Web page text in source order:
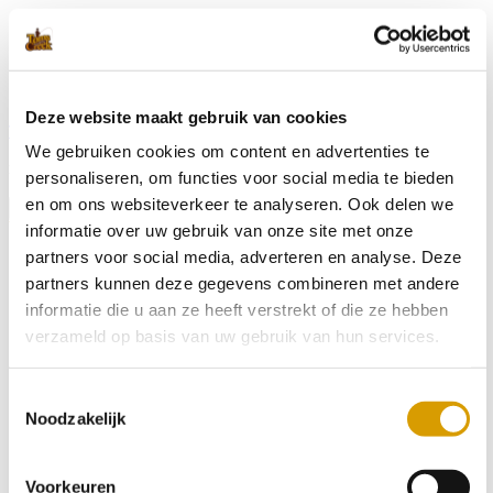
Deze website maakt gebruik van cookies
We gebruiken cookies om content en advertenties te
personaliseren, om functies voor social media te bieden
en om ons websiteverkeer te analyseren. Ook delen we
informatie over uw gebruik van onze site met onze
partners voor social media, adverteren en analyse. Deze
partners kunnen deze gegevens combineren met andere
informatie die u aan ze heeft verstrekt of die ze hebben
verzameld op basis van uw gebruik van hun services.
Noodzakelijk
Voorkeuren
Menu